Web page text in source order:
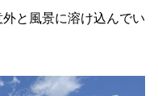
と風景に溶け込んでい